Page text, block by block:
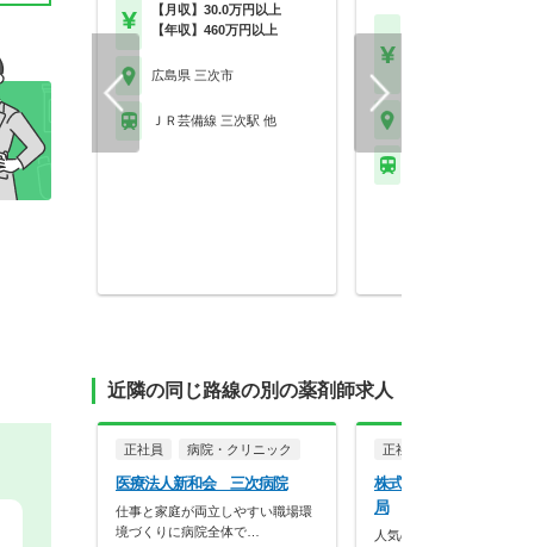
【月収】30.0万円以上
【年収】460万円以上
広島県 三次市
ＪＲ芸備線 三次駅 他
近隣の同じ路線の別の薬剤師求人
正社員 病院・クリニック
医療法人新和会 三次病院
仕事と家庭が両立しやすい職場環
境づくりに病院全体で…
正社員
株式会社西日本調剤 し
局
人気の求人です◎積極的に仕